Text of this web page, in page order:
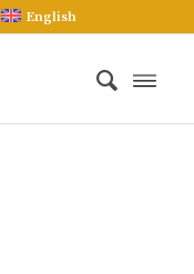
English